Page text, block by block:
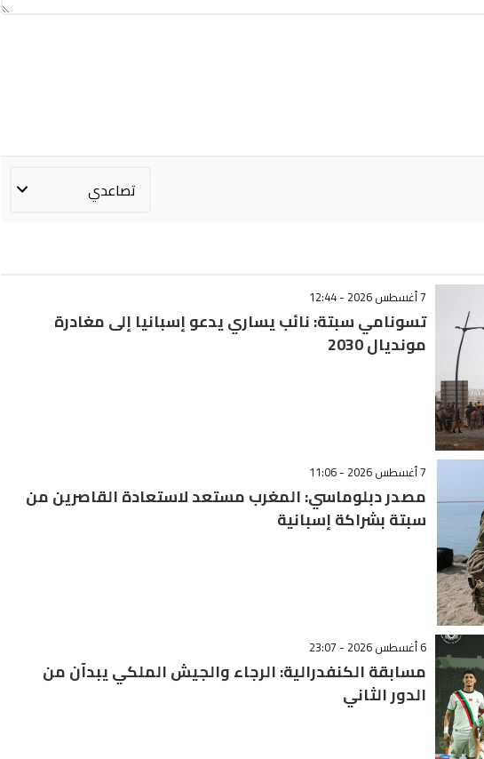
7 أغسطس 2026 - 12:44
تسونامي سبتة: نائب يساري يدعو إسبانيا إلى مغادرة
مونديال 2030
7 أغسطس 2026 - 11:06
مصدر دبلوماسي: المغرب مستعد لاستعادة القاصرين من
سبتة بشراكة إسبانية
6 أغسطس 2026 - 23:07
مسابقة الكنفدرالية: الرجاء والجيش الملكي يبدآن من
الدور الثاني